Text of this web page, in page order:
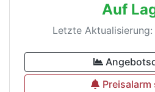
Auf
Letzte
Preisalarm